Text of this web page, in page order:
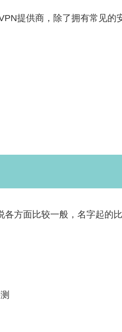
提供商，除了拥有常见
方面比较一般，名字起的比